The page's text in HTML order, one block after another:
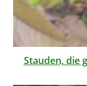
Stauden, die